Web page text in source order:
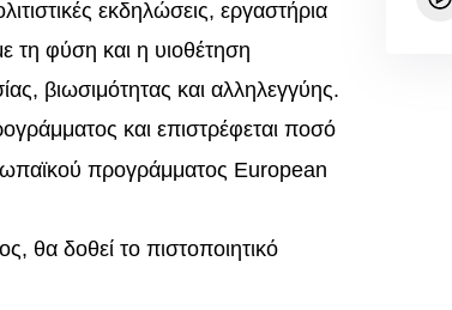
εκδηλώσεις, εργαστήρια
τη φύση και η υιοθέτηση
βιωσιμότητας και αλληλεγγύης.
και επιστρέφεται ποσό
προγράμματος European
θα δοθεί το πιστοποιητικό